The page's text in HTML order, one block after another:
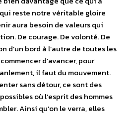
reste notre véritable gloire
aura besoin de valeurs qui
De courage. De volonté. De
d’un bord à l’autre de toutes les
d’avancer, pour
il faut du mouvement.
sans détour, ce sont des
où l’esprit des hommes
Ainsi qu’on le verra, elles